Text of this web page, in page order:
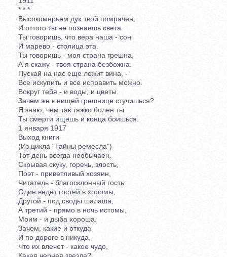
* * *
Высокомерьем дух твой помрачен,
И оттого ты не познаешь света.
Ты говоришь, что вера наша - сон
И марево - столица эта.
Ты говоришь - моя страна грешна,
А я скажу - твоя страна безбожна.
Пускай на нас еще лежит вина, -
Все искупить и все исправить можно.
Вокруг тебя - и воды, и цветы.
Зачем же к нищей грешнице стучишься?
Я знаю, чем так тяжко болен ты:
Ты смерти ищешь и конца боишься.
1 января 1917
Выход книги
(Из цикла "Тайны ремесла")
Тот день всегда необычаен.
Скрывая скуку, горечь, злость,
Поэт - приветливый хозяин,
Читатель - благосклонный гость.
Один ведет гостей в хоромы,
Другой - под своды шалаша,
А третий - прямо в ночь истомы,
Моим - и дыба хороша.
Зачем, какие и откуда
И по дороге в никуда,
Что их влечет - какое чудо,
Какая черная звезда?